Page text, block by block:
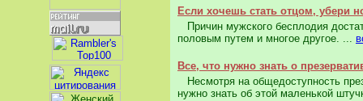
Если хочешь стать отцом, убери
Причин мужского бесплодия
половым путем и многое другое. ...
Все, что нужно знать о
Несмотря на общедоступность
нужно знать об этой маленькой